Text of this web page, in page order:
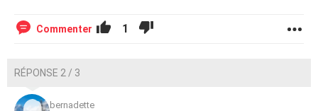
Commenter 1
RÉPONSE 2 / 3
bernadette